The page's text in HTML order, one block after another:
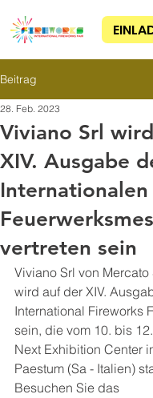
Beitrag
Viviano Srl
XIV. Ausgabe
Internationalen
vertreten sein
28. Feb. 2023
Viviano Srl von Mercato
wird auf der XIV.
International Fireworks
sein, die vom 10. bis
Next Exhibition Center
Paestum (Sa - Italien)
Besuchen Sie das